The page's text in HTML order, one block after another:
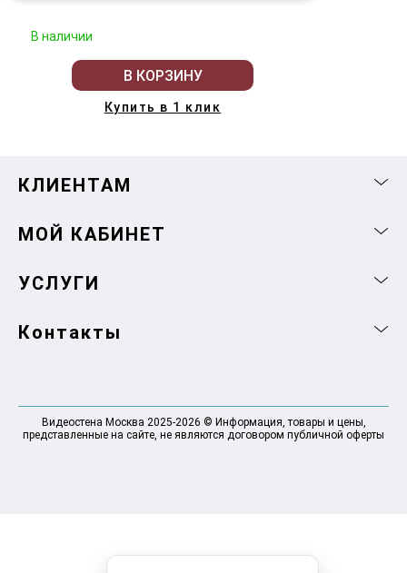
В наличии
В КОРЗИНУ
Купить в 1 клик
КЛИЕНТАМ
МОЙ КАБИНЕТ
УСЛУГИ
Контакты
Видеостена Москва 2025-2026 © Информация, товары и цены,
представленные на сайте, не являются договором публичной оферты